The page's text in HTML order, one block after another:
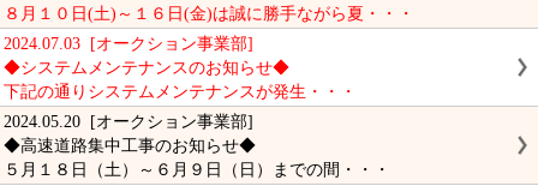
８月１０日(土)～１６日(金)は誠に勝手ながら夏・・・
2024.07.03 [オークション事業部]
◆システムメンテナンスのお知らせ◆
下記の通りシステムメンテナンスが発生・・・
2024.05.20 [オークション事業部]
◆高速道路集中工事のお知らせ◆
５月１８日（土）～６月９日（日）までの間・・・